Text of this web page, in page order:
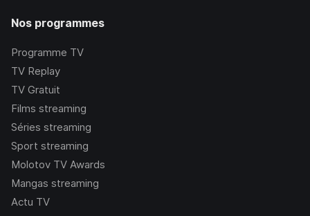
Nos programmes
Programme TV
TV Replay
TV Gratuit
Films streaming
Séries streaming
Sport streaming
Molotov TV Awards
Mangas streaming
Actu TV